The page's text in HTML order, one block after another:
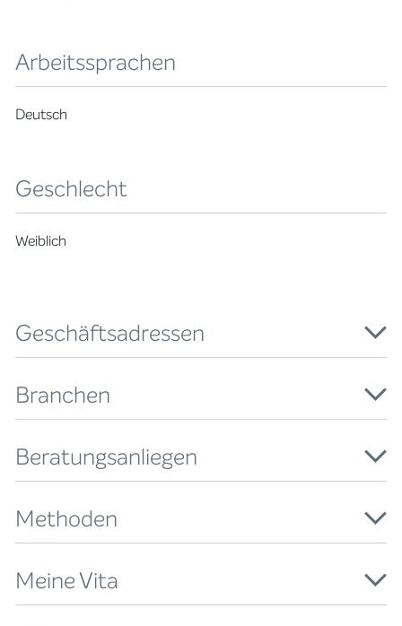
Arbeitssprachen
Deutsch
Geschlecht
Weiblich
Geschäftsadressen
Branchen
Beratungsanliegen
Methoden
Meine Vita